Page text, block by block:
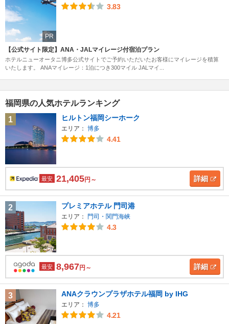
PR
3.83
【公式サイト限定】ANA・JALマイレージ付宿泊プラン
ホテルニューオータニ博多公式サイトでご予約いただいたお客様にマイレージを積算
いたします。 ANAマイレージ：1泊につき300マイル JALマイ...
福岡県の人気ホテルランキング
1
ヒルトン福岡シーホーク
エリア： 博多
4.41
最安 21,405円～ 詳細
2 プレミアホテル 門司港
エリア： 門司・関門海峡
4.3
最安 8,967円～ 詳細
3 ANAクラウンプラザホテル福岡 by IHG
エリア： 博多
4.21